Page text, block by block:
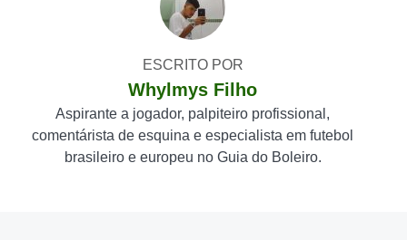
ESCRITO POR
Whylmys Filho
Aspirante a jogador, palpiteiro profissional,
comentárista de esquina e especialista em futebol
brasileiro e europeu no Guia do Boleiro.